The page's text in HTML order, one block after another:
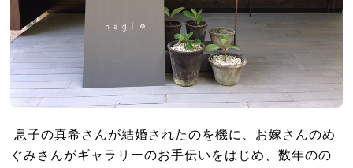
息子の真希さんが結婚されたのを機に、お嫁さんのめ
ぐみさんがギャラリーのお手伝いをはじめ、数年のの